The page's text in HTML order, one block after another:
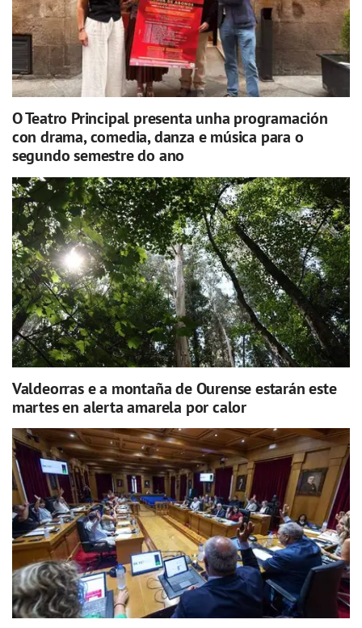
O Teatro Principal presenta unha programación
con drama, comedia, danza e música para o
segundo semestre do ano
Valdeorras e a montaña de Ourense estarán este
martes en alerta amarela por calor